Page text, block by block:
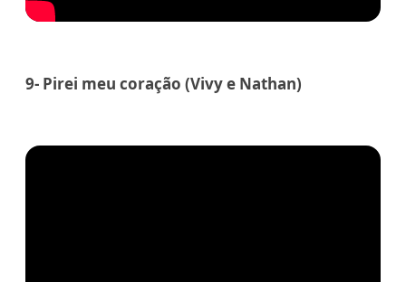
9- Pirei meu coração (Vivy e Nathan)